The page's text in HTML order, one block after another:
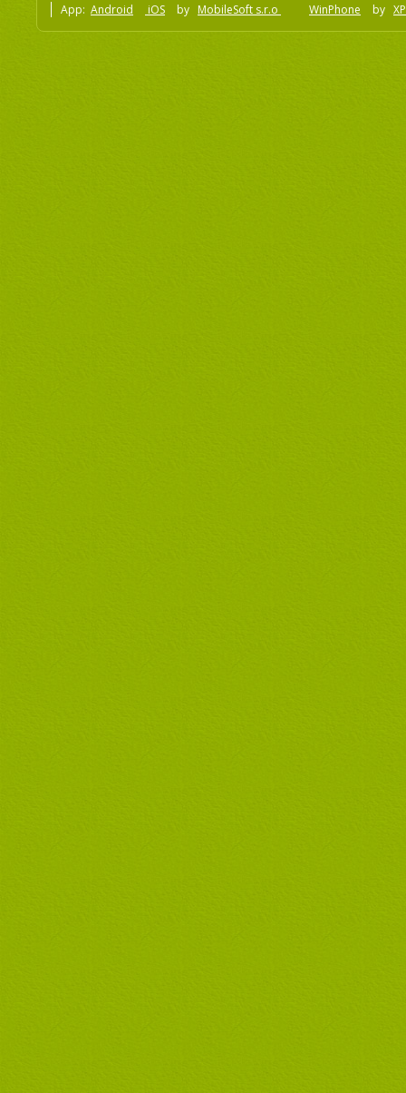
App: Android iOS by MobileSoft s.r.o WinPhone by